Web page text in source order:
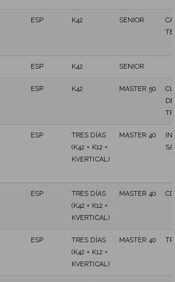
ESP K42 SENIOR
ESP K42 SENIOR
ESP K42 MASTER 50
ESP
TRES DÍAS
(K42 + K12 +
KVERTICAL)
MASTER 40
ESP
TRES DÍAS
(K42 + K12 +
KVERTICAL)
MASTER 40
ESP
TRES DÍAS
(K42 + K12 +
KVERTICAL)
MASTER 40